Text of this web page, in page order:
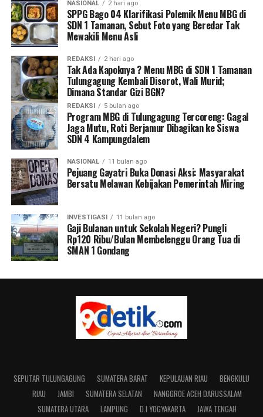
NASIONAL 2 hari ago
SPPG Bago 04 Klarifikasi Polemik Menu MBG di
SDN 1 Tamanan, Sebut Foto yang Beredar Tak
Mewakili Menu Asli
REDAKSI 2 hari ago
Tak Ada Kapoknya ? Menu MBG di SDN 1 Tamanan
Tulungagung Kembali Disorot, Wali Murid;
Dimana Standar Gizi BGN?
REDAKSI 5 bulan ago
Program MBG di Tulungagung Tercoreng: Gagal
Jaga Mutu, Roti Berjamur Dibagikan ke Siswa
SDN 4 Kampungdalem
NASIONAL 11 bulan ago
Pejuang Gayatri Buka Donasi Aksi: Masyarakat
Bersatu Melawan Kebijakan Pemerintah Miring
INVESTIGASI 11 bulan ago
Gaji Bulanan untuk Sekolah Negeri? Pungli
Rp120 Ribu/Bulan Membelenggu Orang Tua di
SMAN 1 Gondang
SEPUTAR TULUNGAGUNG SUMATERA BARAT KEPULAUAN RIAU
BENGKULU
RIAU
JAMBI SUMATERA SELATAN
NANGGROE ACEH DARUSSALAM
SUMATERA UTARA
LAMPUNG D.I YOGYAKARTA JAWA TENGAH